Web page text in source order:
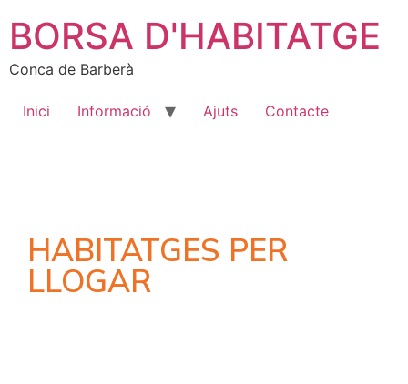
BORSA D'HABITATGE
Conca de Barberà
Inici Informació Ajuts Contacte
HABITATGES PER
LLOGAR